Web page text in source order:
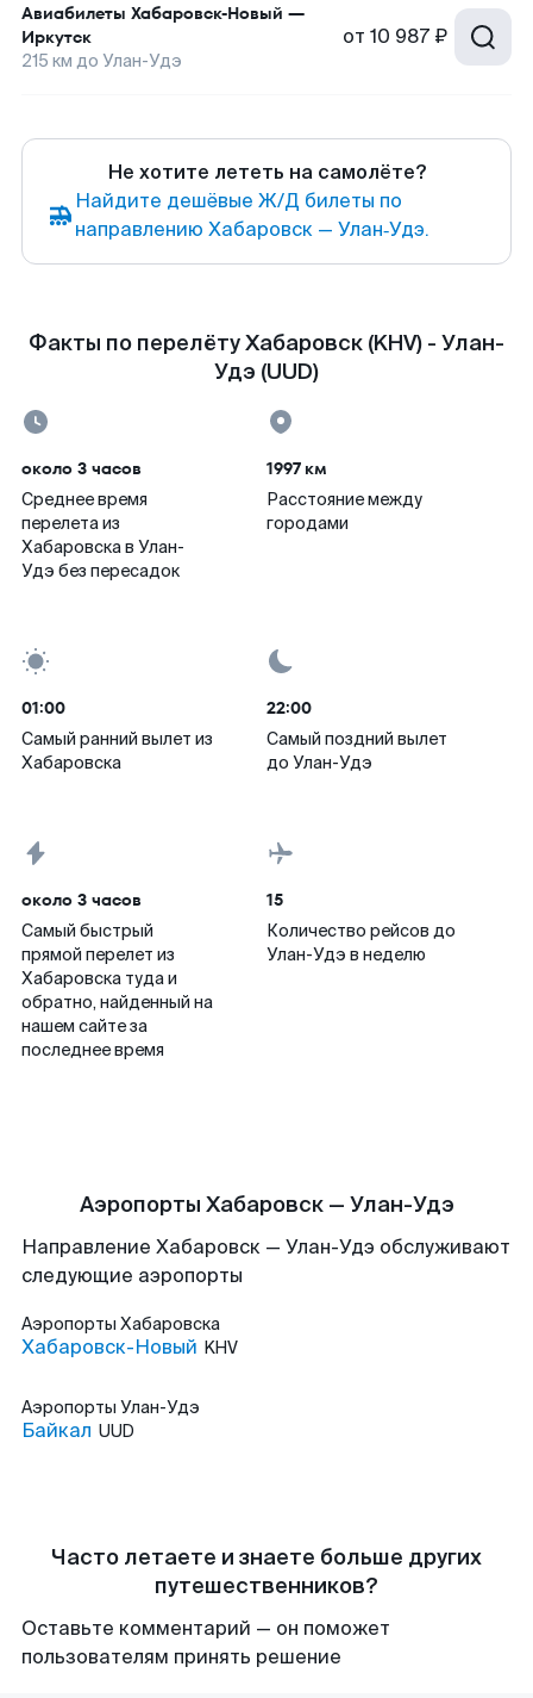
Авиабилеты Хабаровск-Новый —
Иркутск
215 км до Улан-Удэ
от 10 987 ₽
Не хотите лететь на самолёте?
Найдите дешёвые Ж/Д билеты по
направлению Хабаровск — Улан‑Удэ.
Факты по перелёту Хабаровск (KHV) - Улан-
Удэ (UUD)
около 3 часов
Среднее время
перелета из
Хабаровска в Улан-
Удэ без пересадок
1997 км
Расстояние между
городами
01:00
Самый ранний вылет из
Хабаровска
22:00
Самый поздний вылет
до Улан-Удэ
около 3 часов
Самый быстрый
прямой перелет из
Хабаровска туда и
обратно, найденный на
нашем сайте за
последнее время
15
Количество рейсов до
Улан-Удэ в неделю
Аэропорты Хабаровск — Улан-Удэ
Направление Хабаровск — Улан-Удэ обслуживают
следующие аэропорты
Аэропорты Хабаровска
Хабаровск-Новый KHV
Аэропорты Улан-Удэ
Байкал UUD
Часто летаете и знаете больше других
путешественников?
Оставьте комментарий — он поможет
пользователям принять решение